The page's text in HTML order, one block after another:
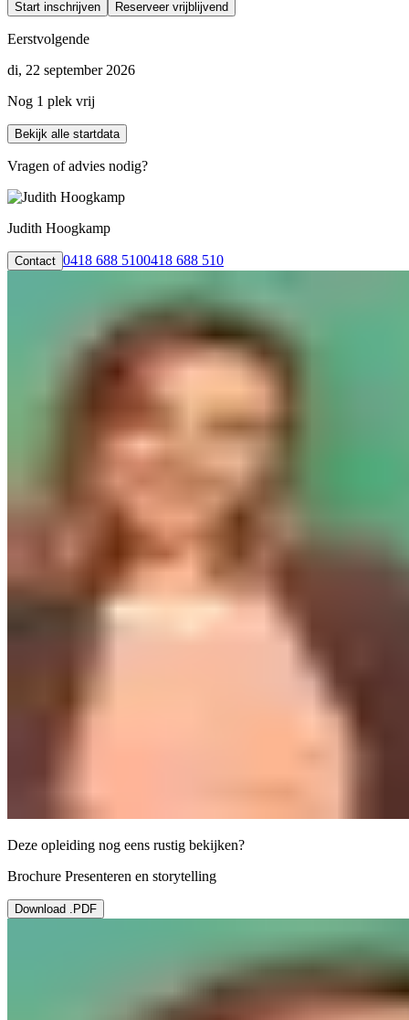
Start inschrijven Reserveer vrijblijvend
Eerstvolgende
di, 22 september 2026
Nog 1 plek vrij
Bekijk alle startdata
Vragen of advies nodig?
Judith Hoogkamp
Contact 0418 688 5100418 688 510
Deze opleiding nog eens rustig bekijken?
Brochure Presenteren en storytelling
Download .PDF